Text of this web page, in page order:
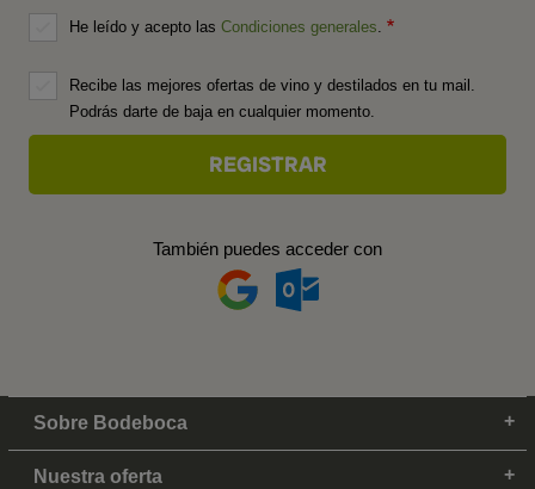
He leído y acepto las Condiciones generales
Recibe las mejores ofertas de vino y destilados en tu mail.
Podrás darte de baja en cualquier momento.
También puedes acceder con
Sobre Bodeboca
Nuestra oferta